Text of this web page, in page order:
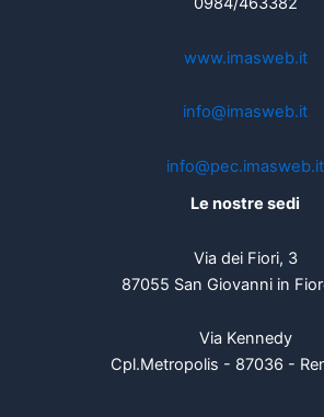
www.imasweb.it
info@imasweb.it
info@pec.imasweb.it
Le nostre sedi
Via dei Fiori, 3
87055 San Giovanni in
Via Kennedy
Cpl.Metropolis - 87036 -